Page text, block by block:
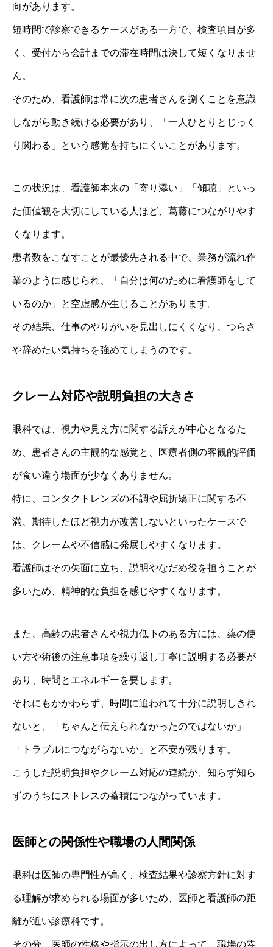
向があります。
短時間で診察できるケースがある一方で、検査項目が多
く、受付から会計までの滞在時間は決して短くなりませ
ん。
そのため、看護師は常に次の患者さんを捌くことを意識
しながら動き続ける必要があり、「一人ひとりとじっく
り関わる」という感覚を持ちにくいことがあります。
この状況は、看護師本来の「寄り添い」「傾聴」といっ
た価値観を大切にしている人ほど、葛藤につながりやす
くなります。
患者数をこなすことが最優先される中で、業務が流れ作
業のように感じられ、「自分は何のために看護師をして
いるのか」と空虚感が生じることがあります。
その結果、仕事のやりがいを見出しにくくなり、つらさ
や辞めたい気持ちを強めてしまうのです。
クレーム対応や説明負担の大きさ
眼科では、視力や見え方に関する訴えが中心となるた
め、患者さんの主観的な感覚と、医療者側の客観的評価
が食い違う場面が少なくありません。
特に、コンタクトレンズの不調や屈折矯正に関する不
満、期待したほど視力が改善しないといったケースで
は、クレームや不信感に発展しやすくなります。
看護師はその矢面に立ち、説明やなだめ役を担うことが
多いため、精神的な負担を感じやすくなります。
また、高齢の患者さんや視力低下のある方には、薬の使
い方や術後の注意事項を繰り返し丁寧に説明する必要が
あり、時間とエネルギーを要します。
それにもかかわらず、時間に追われて十分に説明しきれ
ないと、「ちゃんと伝えられなかったのではないか」
「トラブルにつながらないか」と不安が残ります。
こうした説明負担やクレーム対応の連続が、知らず知ら
ずのうちにストレスの蓄積につながっています。
医師との関係性や職場の人間関係
眼科は医師の専門性が高く、検査結果や診察方針に対す
る理解が求められる場面が多いため、医師と看護師の距
離が近い診療科です。
その分、医師の性格や指示の出し方によって、職場の雰